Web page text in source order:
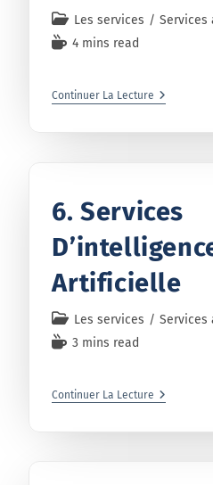
Les services / Services
4 mins read
Continuer La Lecture
6. Services
Artificielle
Les services / Services
3 mins read
Continuer La Lecture